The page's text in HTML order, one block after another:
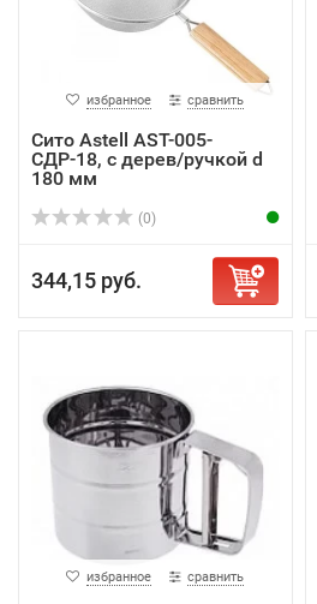
избранное сравнить
Сито Astell AST-005-
СДР-18, с дерев/ручкой d
180 мм
(0)
344,15 руб.
избранное сравнить